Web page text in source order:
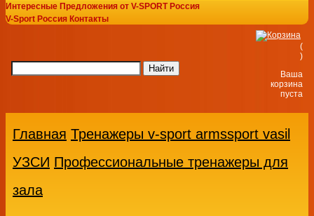
Интересные Предложения от V-SPORT Россия
V-Sport Россия Контакты
(
)
Ваша
корзина
пуста
Главная Тренажеры v-sport armssport vasil
УЗСИ Профессиональные тренажеры для
зала